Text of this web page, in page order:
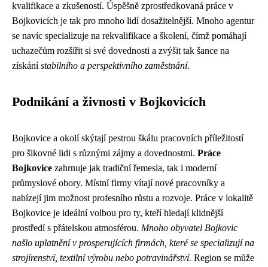
kvalifikace a zkušeností. Úspěšně zprostředkovaná práce v
Bojkovicích je tak pro mnoho lidí dosažitelnější. Mnoho agentur
se navíc specializuje na rekvalifikace a školení, čímž pomáhají
uchazečům rozšířit si své dovednosti a zvýšit tak šance na
získánístabilního a perspektivního zaměstnání.
Podnikání a živnosti v Bojkovicích
Bojkovice a okolí skýtají pestrou škálu pracovních příležitostí
pro šikovné lidi s různými zájmy a dovednostmi. Práce
Bojkovice zahrnuje jak tradiční řemesla, tak i moderní
průmyslové obory. Místní firmy vítají nové pracovníky a
nabízejí jim možnost profesního růstu a rozvoje. Práce v lokalitě
Bojkovice je ideální volbou pro ty, kteří hledají klidnější
prostředí s přátelskou atmosférou. Mnoho obyvatel Bojkovic
našlo uplatnění v prosperujících firmách, které se specializují na
strojírenství, textilní výrobu nebo potravinářství. Region se může